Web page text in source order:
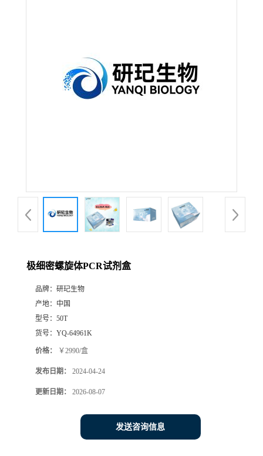
极细密螺旋体PCR试剂盒
品牌： 研玘生物
产地： 中国
型号： 50T
货号： YQ-64961K
价格： ￥2990/盒
发布日期： 2024-04-24
更新日期： 2026-08-07
发送咨询信息